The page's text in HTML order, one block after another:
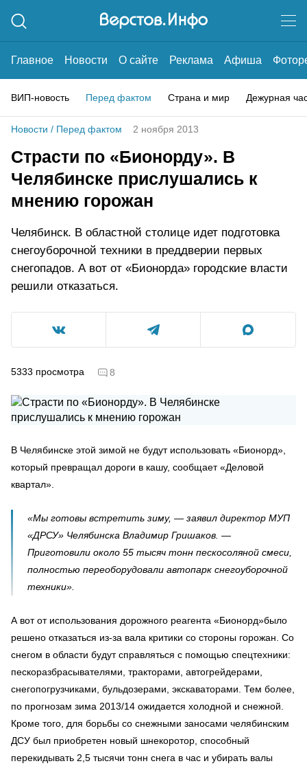
Главное Новости О сайте Реклама Афиша
ВИП-новость Перед фактом Страна и мир Дежурная
Новости / Перед фактом 2 ноября 2013
Страсти по «Бионорду». В
Челябинске прислушались к
мнению горожан
Челябинск. В областной столице идет подготовка
снегоуборочной техники в преддверии первых
снегопадов. А вот от «Бионорда» городские власти
решили отказаться.
5333 просмотра 8
В Челябинске этой зимой не будут использовать «Бионорд»,
который превращал дороги в кашу, сообщает «Деловой
квартал».
«Мы готовы встретить зиму, — заявил директор МУП
«ДРСУ» Челябинска Владимир Гришаков. —
Приготовили около 55 тысяч тонн пескосоляной смеси,
полностью переоборудовали автопарк снегоуборочной
техники».
А вот от использования дорожного реагента «Бионорд»было
решено отказаться из-за вала критики со стороны горожан. Со
снегом в области будут справляться с помощью спецтехники:
пескоразбрасывателями, тракторами, автогрейдерами,
снегопогрузчиками, бульдозерами, экскаваторами. Тем более,
по прогнозам зима 2013/14 ожидается холодной и снежной.
Кроме того, для борьбы со снежными заносами челябинским
ДСУ был приобретен новый шнекоротор, способный
перекидывать 2,5 тысячи тонн снега в час и убирать валы